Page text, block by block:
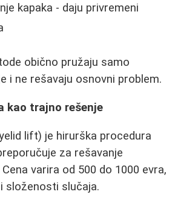
kapaka - daju privremeni
obično pružaju samo
i ne rešavaju osnovni problem.
kao trajno rešenje
lift) je hirurška procedura
za rešavanje
varira od 500 do 1000 evra,
složenosti slučaja.